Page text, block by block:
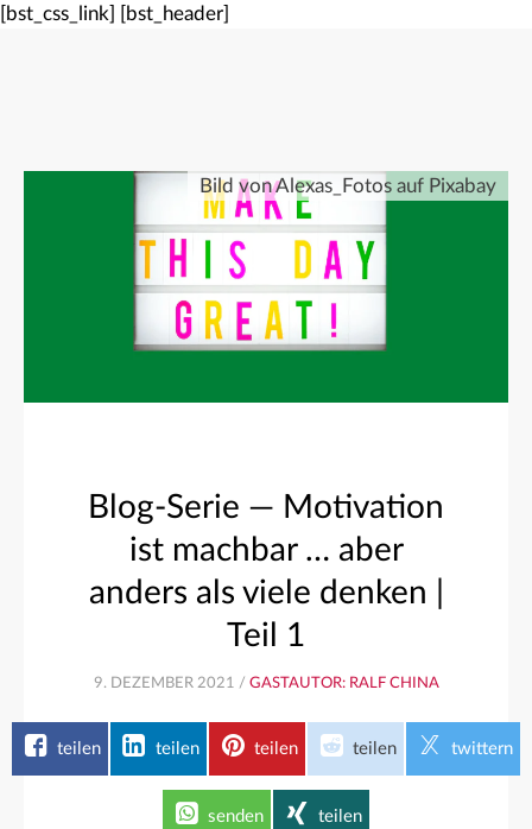
[bst_css_link] [bst_header]
Bild von Alexas_Fotos auf Pixabay
Blog-Serie — Motivation
ist machbar … aber
anders als viele denken |
Teil 1
9. DEZEMBER 2021 / GASTAUTOR: RALF CHINA
teilen teilen teilen teilen twittern
senden teilen